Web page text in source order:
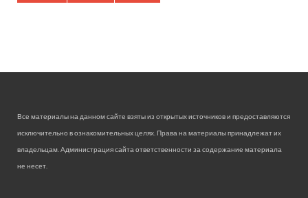
Все материалы на данном сайте взяты из открытых источников и предоставляются
исключительно в ознакомительных целях. Права на материалы принадлежат их
владельцам. Администрация сайта ответственности за содержание материала
не несет.